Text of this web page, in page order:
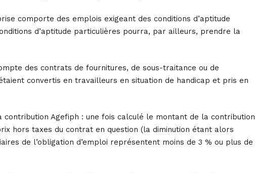
comporte des emplois exigeant des conditions d’aptitude
d’aptitude particulières pourra, par ailleurs, prendre la
des contrats de fournitures, de sous-traitance ou de
convertis en travailleurs en situation de handicap et pris en
Agefiph : une fois calculé le montant de la
hors taxes du contrat en question (la diminution étant alors
de l’obligation d’emploi représentent moins de 3 % ou plus de